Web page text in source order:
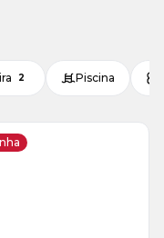
2 Piscina